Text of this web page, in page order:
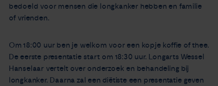
Agenda
Over ons
Zorgverleners
bedoeld voor mensen die longkanker hebben en familie
of vrienden.
Om 18:00 uur ben je welkom voor een kopje koffie of thee.
De eerste presentatie start om 18:30 uur. Longarts Wessel
Hanselaar vertelt over onderzoek en behandeling bij
longkanker. Daarna zal een diëtiste een presentatie geven